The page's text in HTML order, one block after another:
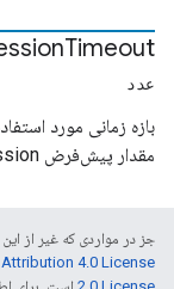
Timeout
عدد
بازه زمانی مورد
مقدار پیش‌فرض chrome.cast.timeout.requestSession.
جز در مواردی که غیر از
4.0 License